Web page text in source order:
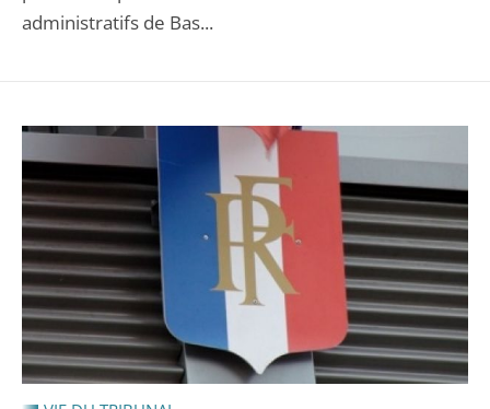
administratifs de Bas...